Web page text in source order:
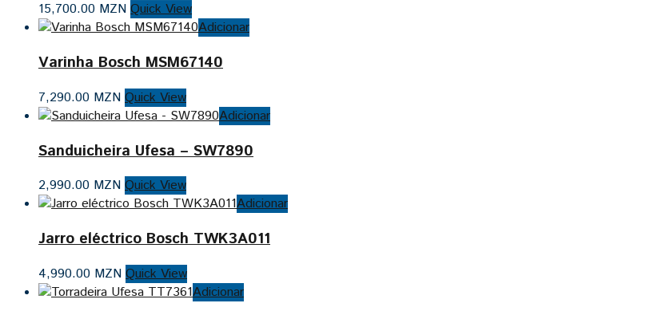
15,700.00 MZN Quick View
Adicionar
Varinha Bosch MSM67140
7,290.00 MZN Quick View
Adicionar
Sanduicheira Ufesa – SW7890
2,990.00 MZN Quick View
Adicionar
Jarro eléctrico Bosch TWK3A011
4,990.00 MZN Quick View
Adicionar